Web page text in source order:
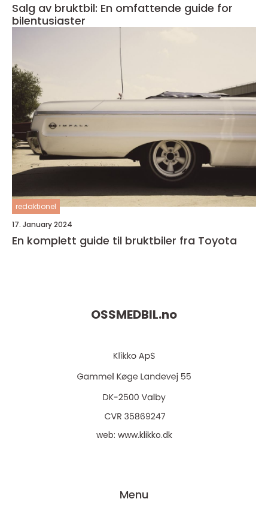
Salg av bruktbil: En omfattende guide for
bilentusiaster
redaktionel
17. January 2024
En komplett guide til bruktbiler fra Toyota
OSSMEDBIL.no
web: www.klikko.dk
Menu